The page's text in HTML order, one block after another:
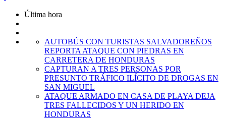
Última hora
AUTOBÚS CON TURISTAS SALVADOREÑOS
REPORTA ATAQUE CON PIEDRAS EN
CARRETERA DE HONDURAS
CAPTURAN A TRES PERSONAS POR
PRESUNTO TRÁFICO ILÍCITO DE DROGAS EN
SAN MIGUEL
ATAQUE ARMADO EN CASA DE PLAYA DEJA
TRES FALLECIDOS Y UN HERIDO EN
HONDURAS